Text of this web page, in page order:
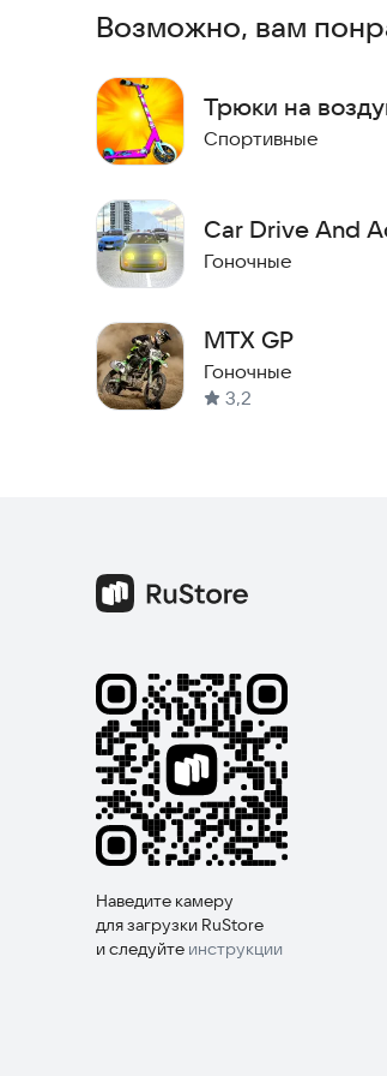
Возможно, вам
Трюки на
самокате BM
Спортивные
Car Drive And
Гоночные
MTX GP
Гоночные
3,2
Наведите камеру
для загрузки RuStore
и следуйте инструкции